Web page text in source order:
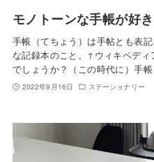
モノトーンな手帳が好き
手帳（てちょう）は手帖とも表
な記録本のこと。↑ウィキペデ
でしょうか？（この時代に）手
2022年9月16日 ステーショナリー